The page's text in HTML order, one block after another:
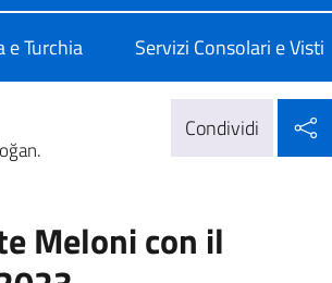
e Turchia Servizi Consolari e Visti
Condividi
Meloni con il